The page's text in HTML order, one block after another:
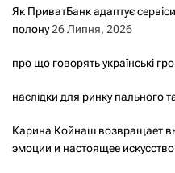
а
а
Як ПриватБанк адаптує
полону26 Липня, 2026
про що говорять українські
наслідки для ринку пального
Карина Койнаш возвращает
эмоции и настоящее искусство